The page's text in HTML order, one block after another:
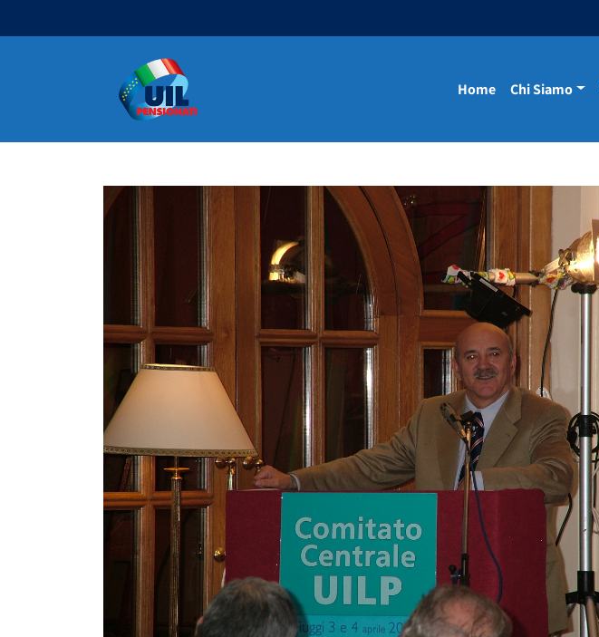
Navigazione principale Home Chi Siamo